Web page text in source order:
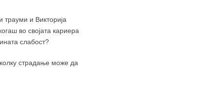
трауми и Викторија
во својата кариера
слабост?
страдање може да